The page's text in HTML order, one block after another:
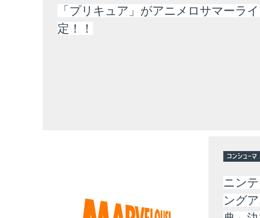
「プリキュア」がアニメロサマーラ
定！！
コンシューマ
ニン
ング